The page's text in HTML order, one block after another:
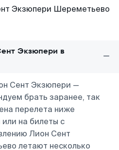
Экзюпери в
Сент Экзюпери —
брать заранее, так
перелета ниже
на билеты с
Лион Сент
летают несколько